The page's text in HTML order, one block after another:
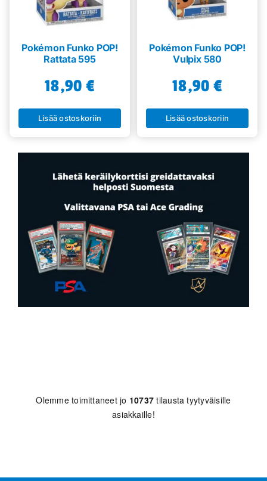
Pokémon Funko POP!
Rattata 595
18,90 €
Lisää ostoskoriin
Pokémon Funko POP!
Vulpix 580
18,90 €
Lisää ostoskoriin
Olemme toimittaneet jo 10737 tilausta tyytyväisille
asiakkaille!